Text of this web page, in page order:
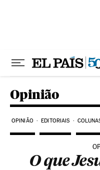
Opinião
OPINIÃO EDITORIAIS
O que